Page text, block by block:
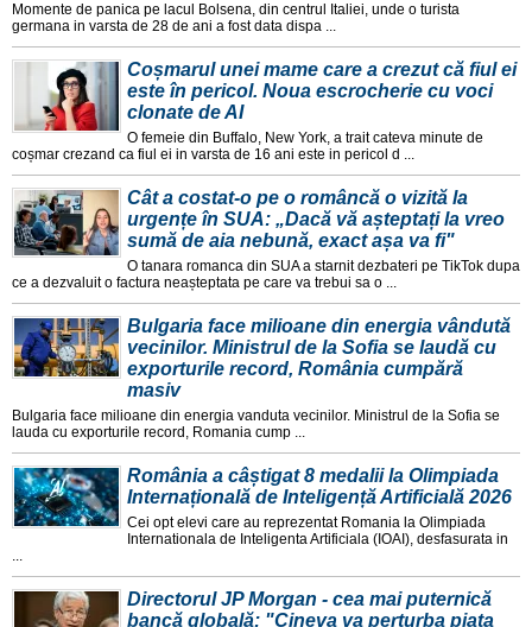
Momente de panica pe lacul Bolsena, din centrul Italiei, unde o turista
germana in varsta de 28 de ani a fost data dispa ...
Coșmarul unei mame care a crezut că fiul ei
este în pericol. Noua escrocherie cu voci
clonate de AI
O femeie din Buffalo, New York, a trait cateva minute de
coșmar crezand ca fiul ei in varsta de 16 ani este in pericol d ...
Cât a costat-o pe o româncă o vizită la
urgențe în SUA: „Dacă vă așteptați la vreo
sumă de aia nebună, exact așa va fi"
O tanara romanca din SUA a starnit dezbateri pe TikTok dupa
ce a dezvaluit o factura neașteptata pe care va trebui sa o ...
Bulgaria face milioane din energia vândută
vecinilor. Ministrul de la Sofia se laudă cu
exporturile record, România cumpără
masiv
Bulgaria face milioane din energia vanduta vecinilor. Ministrul de la Sofia se
lauda cu exporturile record, Romania cump ...
România a câștigat 8 medalii la Olimpiada
Internațională de Inteligență Artificială 2026
Cei opt elevi care au reprezentat Romania la Olimpiada
Internationala de Inteligenta Artificiala (IOAI), desfasurata in
...
Directorul JP Morgan - cea mai puternică
bancă globală: "Cineva va perturba piața